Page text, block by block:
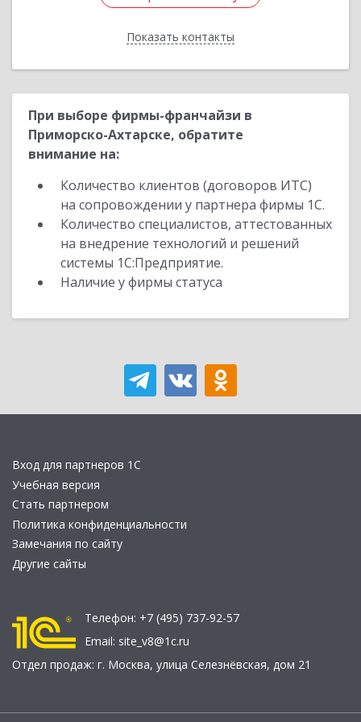
Показать контакты
Назад
При выборе фирмы-франчайзи в
Приморско-Ахтарске, обратите
внимание на:
Количество клиентов (договоров ИТС)
на сопровождении у партнера фирмы 1С.
Количество специалистов, аттестованных
на внедрение технологий и решений
системы 1С:Предприятие.
Наличие у фирмы статуса
Вход для партнеров 1С
Учебная версия
Стать партнером
Политика конфиденциальности
Замечания по сайту
Другие сайты
Телефон: +7 (495) 737-92-57
Email: site_v8@1c.ru
Отдел продаж: г. Москва, улица Селезнёвская, дом 21